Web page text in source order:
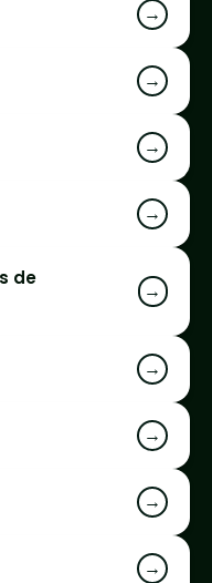
→
→
→
→
de
→
→
→
→
→